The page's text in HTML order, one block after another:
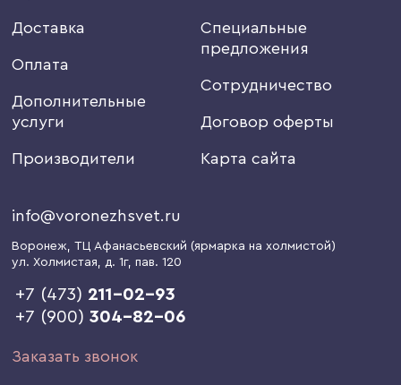
Доставка
Оплата
Дополнительные
услуги
Производители
Специальные
предложения
Сотрудничество
Договор оферты
Карта сайта
info@voronezhsvet.ru
Воронеж, ТЦ Афанасьевский (ярмарка на холмистой)
ул. Холмистая, д. 1г, пав. 120
+7 (473) 211-02-93
+7 (900)304-82-06
Заказать звонок